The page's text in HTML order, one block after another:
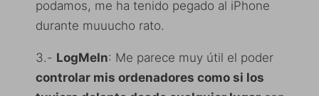
podamos, me ha tenido pegado al iPhone
durante muuucho rato.
3.- LogMeIn: Me parece muy útil el poder
controlar mis ordenadores como si los